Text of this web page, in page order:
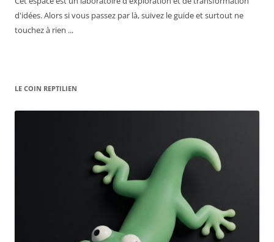
d'idées. Alors si vous passez par là, suivez le guide et surtout ne
touchez à rien ...
LE COIN REPTILIEN